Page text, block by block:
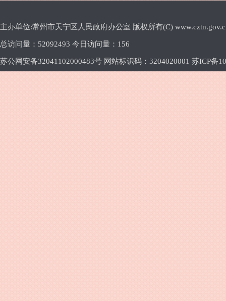
主办单位:常州市天宁区人民政府办公室 版权所有(C)
总访问量： 52092493 今日访问量： 156
苏公网安备32041102000483号 网站标识码：3204020001 苏ICP备